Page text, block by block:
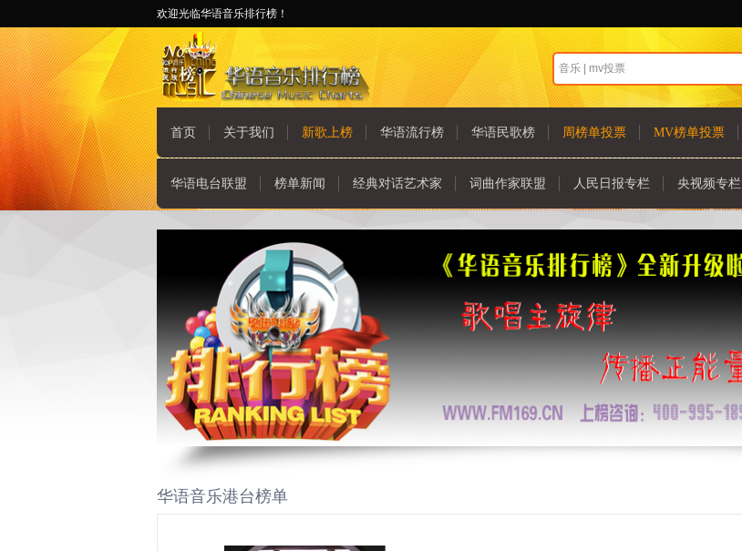
欢迎光临华语音乐排行榜！
首页 关于我们 新歌上榜 华语流行榜 华语民歌榜 周榜单投票 MV榜单投票
华语电台联盟 榜单新闻 经典对话艺术家 词曲作家联盟 人民日报专栏 央视频专栏
华语音乐港台榜单